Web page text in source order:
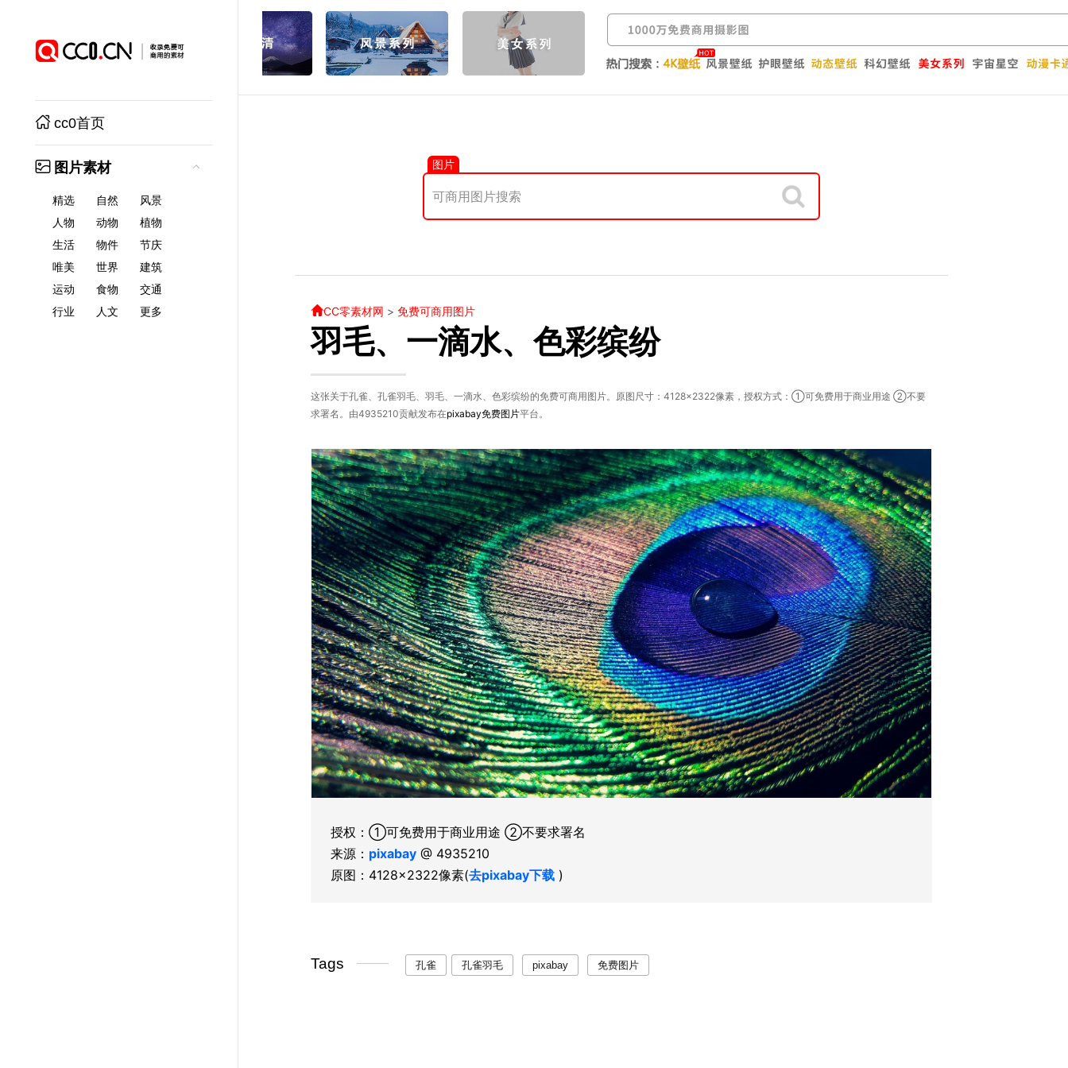
cc0首页
图片素材
精选 自然
风景
人物
动物
植物
生活
物件
节庆
唯美
世界
建筑
运动
食物
交通
行业
人文 更多
图片
CC零素材网 > 免费可商用图片
羽毛、一滴水、色彩缤纷
这张关于孔雀、孔雀羽毛、羽毛、一滴水、色彩缤纷的免费可商用图片。原图尺寸：4128×2322像素，授权方式：①可免费用于商业用途 ②不要
求署名。由4935210贡献发布在pixabay免费图片平台。
授权：①可免费用于商业用途 ②不要求署名
来源： pixabay@ 4935210
原图：4128×2322像素(去pixabay下载)
Tags 孔雀 孔雀羽毛 pixabay 免费图片